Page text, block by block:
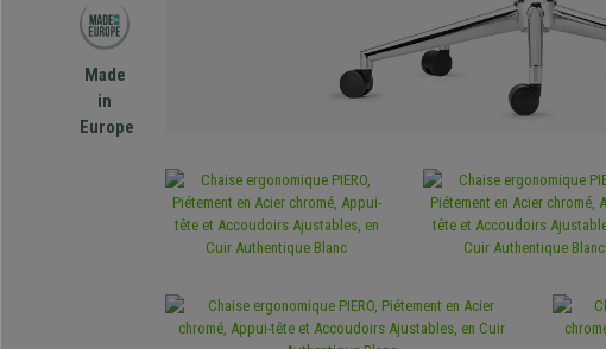
Made
in
Europe